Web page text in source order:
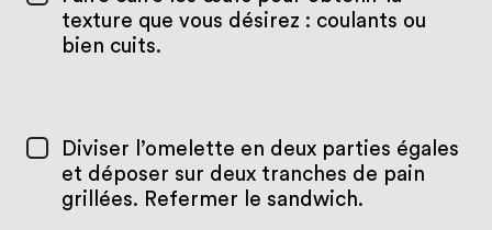
texture que vous désirez : coulants ou
bien cuits.
Diviser l’omelette en deux parties égales
et déposer sur deux tranches de pain
grillées. Refermer le sandwich.